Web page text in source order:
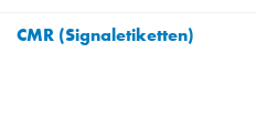
CMR (Signaletiketten)